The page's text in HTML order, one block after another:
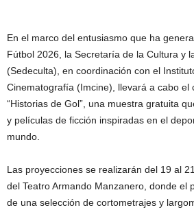
En el marco del entusiasmo que ha
Fútbol 2026, la Secretaría de la Cultura y
(Sedeculta), en coordinación con el
Cinematografía (Imcine), llevará a cabo el
“Historias de Gol”, una muestra gratuita
y películas de ficción inspiradas en el
mundo.
Las proyecciones se realizarán del 19 al
del Teatro Armando Manzanero, donde el
de una selección de cortometrajes y